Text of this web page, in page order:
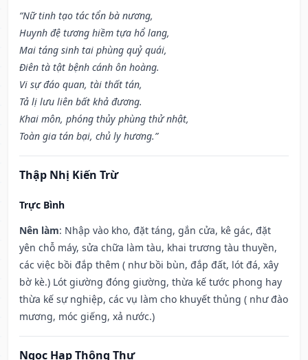
“Nữ tinh tạo tác tổn bà nương,
Huynh đệ tương hiềm tựa hổ lang,
Mai táng sinh tai phùng quỷ quái,
Điên tà tật bệnh cánh ôn hoàng.
Vi sự đáo quan, tài thất tán,
Tả lị lưu liên bất khả đương.
Khai môn, phóng thủy phùng thử nhật,
Toàn gia tán bại, chủ ly hương.”
Thập Nhị Kiến Trừ
Trực Bình
Nên làm: Nhập vào kho, đặt táng, gắn cửa, kê gác, đặt
yên chỗ máy, sửa chữa làm tàu, khai trương tàu thuyền,
các việc bồi đắp thêm ( như bồi bùn, đắp đất, lót đá, xây
bờ kè.) Lót giường đóng giường, thừa kế tước phong hay
thừa kế sự nghiệp, các vụ làm cho khuyết thủng ( như đào
mương, móc giếng, xả nước.)
Ngọc Hạp Thông Thư